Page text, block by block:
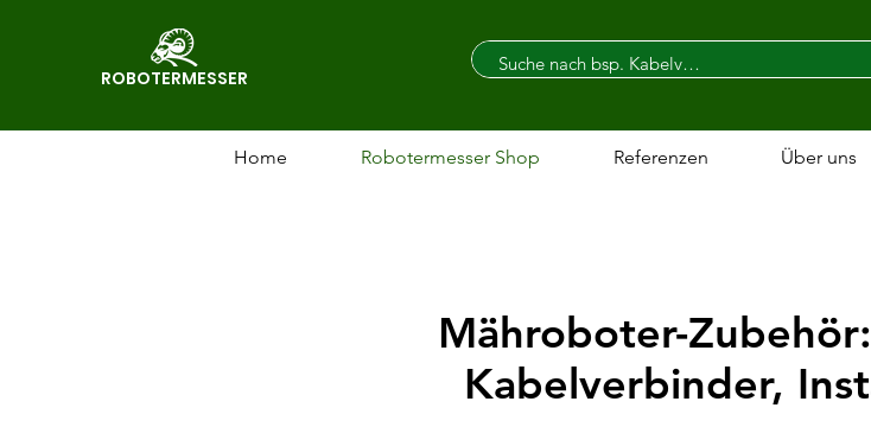
ROBOTERMESSER
Home Robotermesser Shop Referenzen Über uns
Mähroboter-
Kabelverbinder,